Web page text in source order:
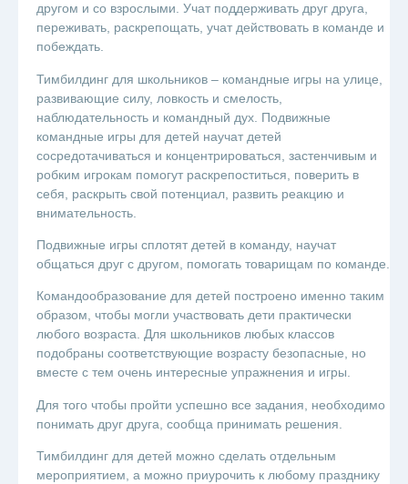
другом и со взрослыми. Учат поддерживать друг друга,
переживать, раскрепощать, учат действовать в команде и
побеждать.
Тимбилдинг для школьников – командные игры на улице,
развивающие силу, ловкость и смелость,
наблюдательность и командный дух. Подвижные
командные игры для детей научат детей
сосредотачиваться и концентрироваться, застенчивым и
робким игрокам помогут раскрепоститься, поверить в
себя, раскрыть свой потенциал, развить реакцию и
внимательность.
Подвижные игры сплотят детей в команду, научат
общаться друг с другом, помогать товарищам по команде.
Командообразование для детей построено именно таким
образом, чтобы могли участвовать дети практически
любого возраста. Для школьников любых классов
подобраны соответствующие возрасту безопасные, но
вместе с тем очень интересные упражнения и игры.
Для того чтобы пройти успешно все задания, необходимо
понимать друг друга, сообща принимать решения.
Тимбилдинг для детей можно сделать отдельным
мероприятием, а можно приурочить к любому празднику